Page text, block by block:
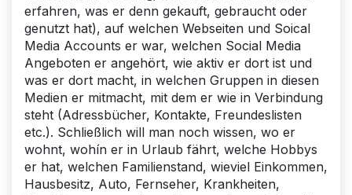
erfahren, was er denn gekauft, gebraucht oder
genutzt hat), auf welchen Webseiten und Soical
Media Accounts er war, welchen Social Media
Angeboten er angehört, wie aktiv er dort ist und
was er dort macht, in welchen Gruppen in diesen
Medien er mitmacht, mit dem er wie in Verbindung
steht (Adressbücher, Kontakte, Freundeslisten
etc.). Schließlich will man noch wissen, wo er
wohnt, wohín er in Urlaub fährt, welche Hobbys
er hat, welchen Familien­stand, wieviel Einkommen,
Hausbesitz, Auto, Fernseher, Krankheiten,